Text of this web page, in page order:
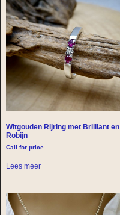
Witgouden Rijring met Brilliant en
Robijn
Call for price
Lees meer